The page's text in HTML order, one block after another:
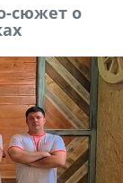
сюжет о